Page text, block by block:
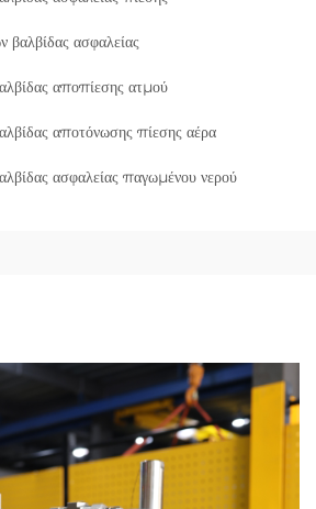
βαλβίδας ασφαλείας
αποπίεσης ατμού
αποτόνωσης πίεσης αέρα
ασφαλείας παγωμένου νερού